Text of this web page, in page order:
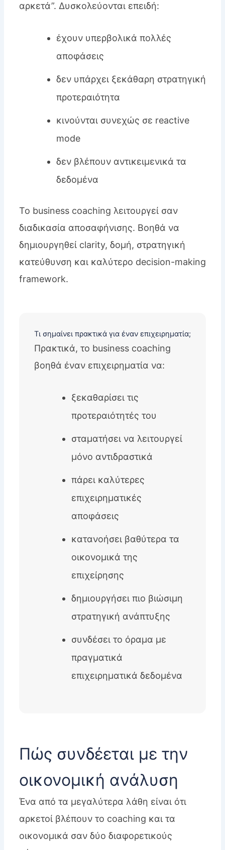
αρκετά”. Δυσκολεύονται επειδή:
έχουν υπερβολικά πολλές
αποφάσεις
δεν υπάρχει ξεκάθαρη στρατηγική
προτεραιότητα
κινούνται συνεχώς σε reactive
mode
δεν βλέπουν αντικειμενικά τα
δεδομένα
Το business coaching λειτουργεί σαν
διαδικασία αποσαφήνισης. Βοηθά να
δημιουργηθεί clarity, δομή, στρατηγική
κατεύθυνση και καλύτερο decision-making
framework.
Τι σημαίνει πρακτικά για έναν επιχειρηματία;
Πρακτικά, το business coaching
βοηθά έναν επιχειρηματία να:
ξεκαθαρίσει τις
προτεραιότητές του
σταματήσει να λειτουργεί
μόνο αντιδραστικά
πάρει καλύτερες
επιχειρηματικές
αποφάσεις
κατανοήσει βαθύτερα τα
οικονομικά της
επιχείρησης
δημιουργήσει πιο βιώσιμη
στρατηγική ανάπτυξης
συνδέσει το όραμα με
πραγματικά
επιχειρηματικά δεδομένα
Πώς συνδέεται με την
οικονομική ανάλυση
Ένα από τα μεγαλύτερα λάθη είναι ότι
αρκετοί βλέπουν το coaching και τα
οικονομικά σαν δύο διαφορετικούς